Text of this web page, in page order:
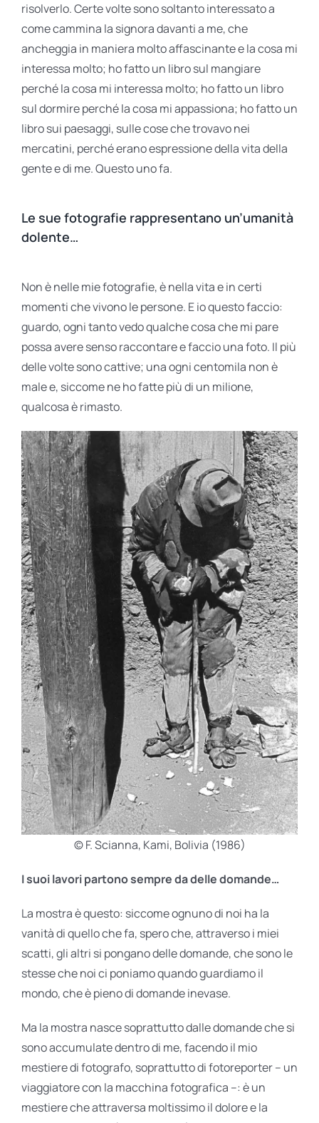
risolverlo. Certe volte sono soltanto interessato a
come cammina la signora davanti a me, che
ancheggia in maniera molto affascinante e la cosa mi
interessa molto; ho fatto un libro sul mangiare
perché la cosa mi interessa molto; ho fatto un libro
sul dormire perché la cosa mi appassiona; ho fatto un
libro sui paesaggi, sulle cose che trovavo nei
mercatini, perché erano espressione della vita della
gente e di me. Questo uno fa.
Le sue fotografie rappresentano un’umanità
dolente…
Non è nelle mie fotografie, è nella vita e in certi
momenti che vivono le persone. E io questo faccio:
guardo, ogni tanto vedo qualche cosa che mi pare
possa avere senso raccontare e faccio una foto. Il più
delle volte sono cattive; una ogni centomila non è
male e, siccome ne ho fatte più di un milione,
qualcosa è rimasto.
© F. Scianna, Kami, Bolivia (1986)
I suoi lavori partono sempre da delle domande…
La mostra è questo: siccome ognuno di noi ha la
vanità di quello che fa, spero che, attraverso i miei
scatti, gli altri si pongano delle domande, che sono le
stesse che noi ci poniamo quando guardiamo il
mondo, che è pieno di domande inevase.
Ma la mostra nasce soprattutto dalle domande che si
sono accumulate dentro di me, facendo il mio
mestiere di fotografo, soprattutto di fotoreporter – un
viaggiatore con la macchina fotografica –: è un
mestiere che attraversa moltissimo il dolore e la